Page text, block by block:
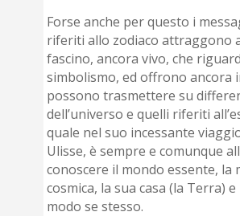
Forse anche per questo i
riferiti allo zodiaco attraggono
fascino, ancora vivo, che
simbolismo, ed offrono ancora
possono trasmettere su
dell’universo e quelli riferiti
quale nel suo incessante
Ulisse, è sempre e comunque
conoscere il mondo essente, la
cosmica, la sua casa (la Terra)
modo se stesso.